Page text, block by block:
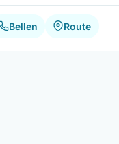
Bellen Route